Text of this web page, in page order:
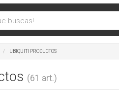
UBIQUITI PRODUCTOS
(61 art.)